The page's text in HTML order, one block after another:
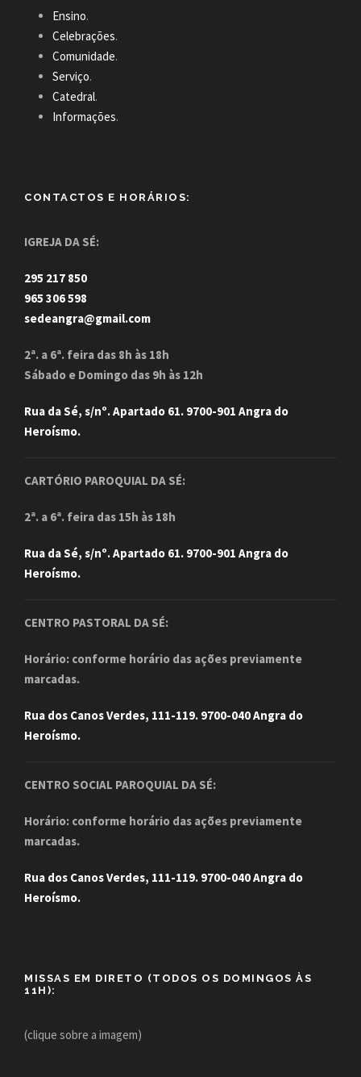
Ensino.
Celebrações.
Comunidade.
Serviço.
Catedral.
Informações.
CONTACTOS E HORÁRIOS:
IGREJA DA SÉ:
295 217 850
965 306 598
sedeangra@gmail.com
2ª. a 6ª. feira das 8h às 18h
Sábado e Domingo das 9h às 12h
Rua da Sé, s/nº. Apartado 61. 9700-901 Angra do
Heroísmo.
CARTÓRIO PAROQUIAL DA SÉ:
2ª. a 6ª. feira das 15h às 18h
Rua da Sé, s/nº. Apartado 61. 9700-901 Angra do
Heroísmo.
CENTRO PASTORAL DA SÉ:
Horário: conforme horário das ações previamente
marcadas.
Rua dos Canos Verdes, 111-119. 9700-040 Angra do
Heroísmo.
CENTRO SOCIAL PAROQUIAL DA SÉ:
Horário: conforme horário das ações previamente
marcadas.
Rua dos Canos Verdes, 111-119. 9700-040 Angra do
Heroísmo.
MISSAS EM DIRETO (TODOS OS DOMINGOS ÀS
11H):
(clique sobre a imagem)